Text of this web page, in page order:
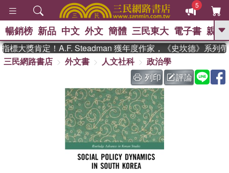
5
GO
熱搜： 東野圭吾 、 The Odyssey
如果歷史是一群喵 、 國際布克獎 臺灣
、 方念華 、 台灣的李登輝時
代 、 數學女孩：黎曼猜想
迷走神經
暢銷榜 新品 中文 外文 簡體 三民東大 電子書 親子
大獎肯定！A.F. Steadman 獲年度作家，《史坎德》系列帶
三民網路書店
外文書 人文社科
政治學
列印
評論